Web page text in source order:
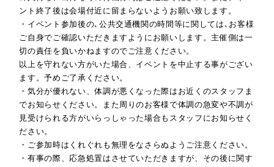
ント終了後は会場付近に留まらないようお願い致します。
・イベント参加後の､公共交通機関の時間等に関しては､お客様
ご自身でご確認いただきますようにお願いします。主催側は一
切の責任を負いかねますのでご注意ください。
以上を守れない方がいた場合、イベントを中止する事がござい
ます。予めご了承ください。
・気分が優れない、体調が悪くなった際はお近くのスタッフま
でお知らせください。また周りのお客様で体調の急変や不調が
見受けられる方がいらっしゃった場合もスタッフにお知らせく
ださい。
・ご参加時はくれぐれも無理をなさらぬようご注意ください。
・有事の際、応急処置はさせていただきますが、その後に関す